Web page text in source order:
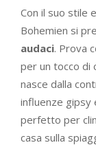
Con il suo stile
Bohemien si
audaci. Prova
per un tocco di
nasce dalla
influenze gipsy
perfetto per
casa sulla